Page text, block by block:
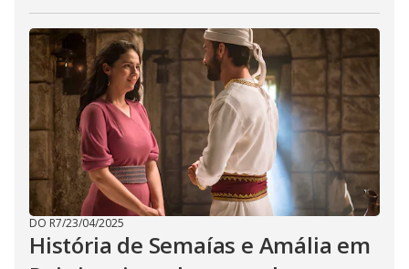
DO R7/23/04/2025
História de Semaías e Amália em